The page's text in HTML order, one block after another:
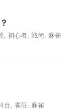
初心者 戦術 麻雀
台 雀荘 麻雀